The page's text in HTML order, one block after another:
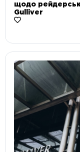
щодо
Gulliver